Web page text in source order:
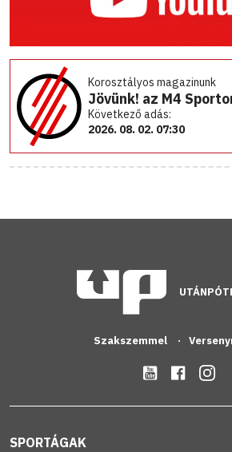
Korosztályos magazinunk
Jövünk! az M4
Következő adás:
2026. 08. 02. 07:30
Szakszemmel
SPORTÁGAK